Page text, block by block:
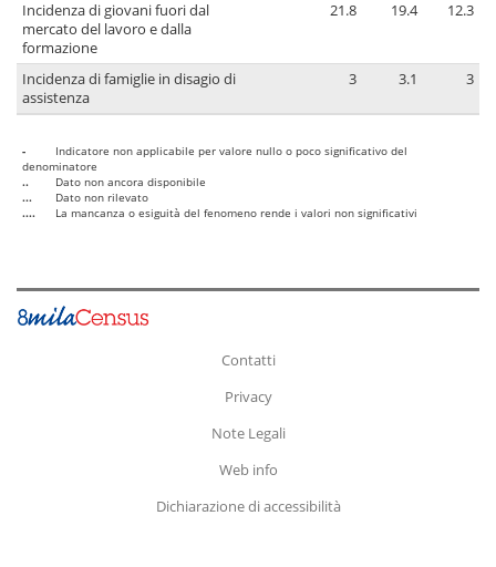
Incidenza di giovani fuori dal
mercato del lavoro e dalla
formazione
21.8 19.4 12.3
Incidenza di famiglie in disagio di
assistenza
3 3.1 3
-
Indicatore non applicabile per valore nullo o poco significativo del
denominatore
..
Dato non ancora disponibile
...
Dato non rilevato
....
La mancanza o esiguità del fenomeno rende i valori non significativi
Contatti
Privacy
Note Legali
Web info
Dichiarazione di accessibilità